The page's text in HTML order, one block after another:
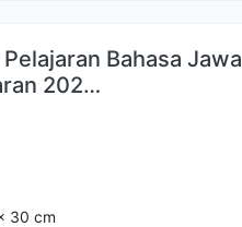
Bahasa Jawa
202…
30 cm